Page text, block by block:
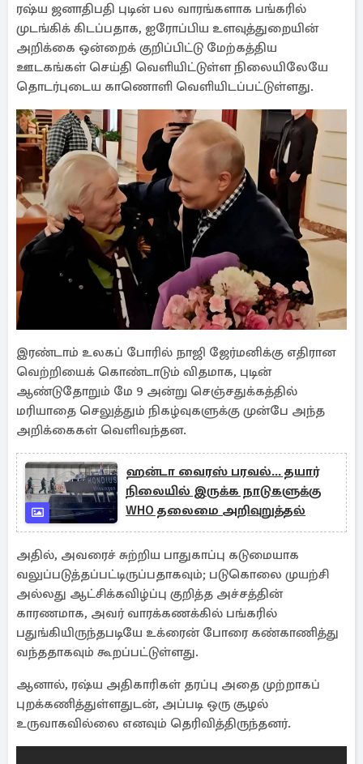
ரஷ்ய ஜனாதிபதி புடின் பல வாரங்களாக பங்கரில்
முடங்கிக் கிடப்பதாக, ஐரோப்பிய உளவுத்துறையின்
அறிக்கை ஒன்றைக் குறிப்பிட்டு மேற்கத்திய
ஊடகங்கள் செய்தி வெளியிட்டுள்ள நிலையிலேயே
தொடர்புடைய காணொளி வெளியிடப்பட்டுள்ளது.
இரண்டாம் உலகப் போரில் நாஜி ஜேர்மனிக்கு எதிரான
வெற்றியைக் கொண்டாடும் விதமாக, புடின்
ஆண்டுதோறும் மே 9 அன்று செஞ்சதுக்கத்தில்
மரியாதை செலுத்தும் நிகழ்வுகளுக்கு முன்பே அந்த
அறிக்கைகள் வெளிவந்தன.
ஹன்டா வைரஸ் பரவல்... தயார்
நிலையில் இருக்க நாடுகளுக்கு
WHO தலைமை அறிவுறுத்தல்
அதில், அவரைச் சுற்றிய பாதுகாப்பு கடுமையாக
வலுப்படுத்தப்பட்டிருப்பதாகவும்; படுகொலை முயற்சி
அல்லது ஆட்சிக்கவிழ்ப்பு குறித்த அச்சத்தின்
காரணமாக, அவர் வாரக்கணக்கில் பங்கரில்
பதுங்கியிருந்தபடியே உக்ரைன் போரை கண்காணித்து
வந்ததாகவும் கூறப்பட்டுள்ளது.
ஆனால், ரஷ்ய அதிகாரிகள் தரப்பு அதை முற்றாகப்
புறக்கணித்துள்ளதுடன், அப்படி ஒரு சூழல்
உருவாகவில்லை எனவும் தெரிவித்திருந்தனர்.